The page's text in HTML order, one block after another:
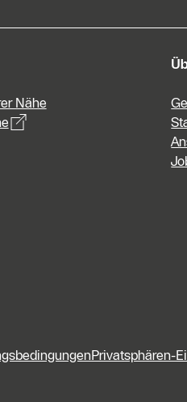
Nähe
Privatsphären-